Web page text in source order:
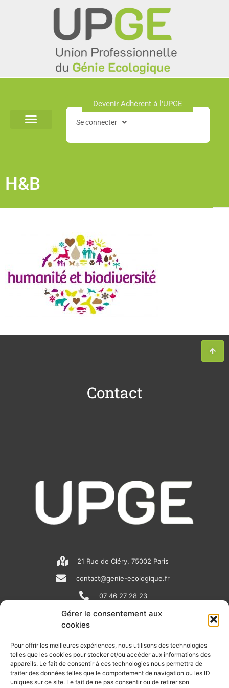
Gérer le consentement aux
cookies
Pour offrir les meilleures expériences, nous utilisons des technologies
telles que les cookies pour stocker et/ou accéder aux informations des
appareils. Le fait de consentir à ces technologies nous permettra de
traiter des données telles que le comportement de navigation ou les ID
uniques sur ce site. Le fait de ne pas consentir ou de retirer son
Devenir Adhérent à l'UPGE​
Se connecter
H&B
Contact
21 Rue de Cléry, 75002 Paris
contact@genie-ecologique.fr
07 46 27 28 23
N
e
w
s
i
n
k
o
u
t
RECEVOIR L'ACTU DE LA FILIÈRE